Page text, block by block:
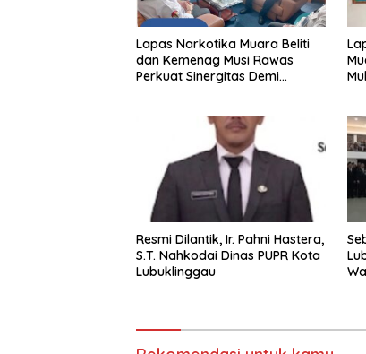
Lapas Narkotika Muara Beliti
dan Kemenag Musi Rawas
Perkuat Sinergitas Demi
Resmi Dilantik, Ir. Pahni Hastera,
S.T. Nahkodai Dinas PUPR Kota
Lubuklinggau